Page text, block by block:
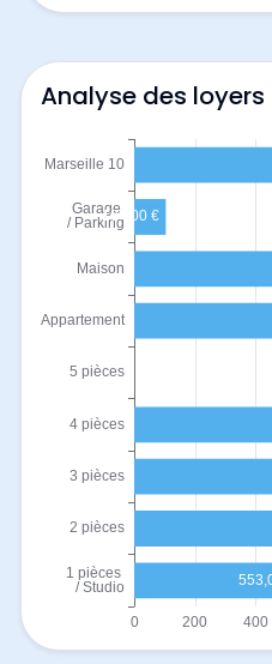
Analyse des loyers